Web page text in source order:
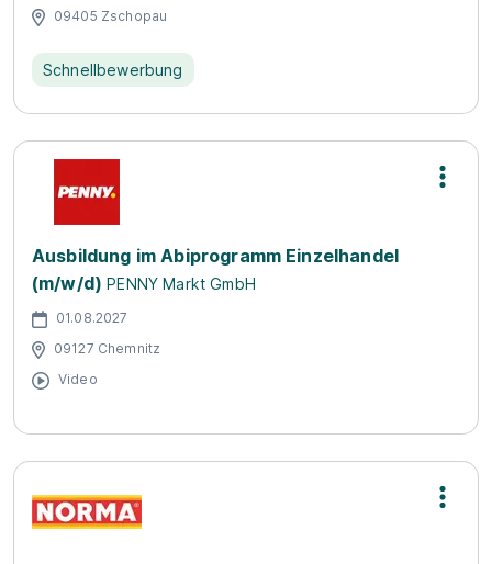
09405 Zschopau
Schnellbewerbung
Ausbildung im Abiprogramm Einzelhandel
(m/w/d) PENNY Markt GmbH
01.08.2027
09127 Chemnitz
Video